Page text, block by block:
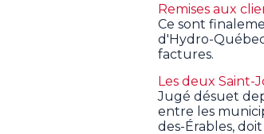
Remises aux
Ce sont
d'Hydro-
factures.
Les deux
Jugé désuet
entre les
des-Érables,